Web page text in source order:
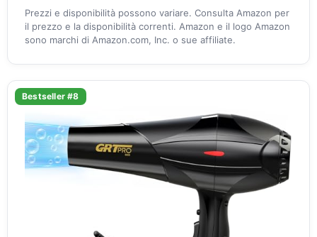
Prezzi e disponibilità possono variare. Consulta Amazon per
il prezzo e la disponibilità correnti. Amazon e il logo Amazon
sono marchi di Amazon.com, Inc. o sue affiliate.
Bestseller #8